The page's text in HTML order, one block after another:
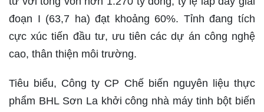
đoạn I (63,7 ha) đạt khoảng 60%. Tỉnh đang tích
cực xúc tiến đầu tư, ưu tiên các dự án công nghệ
cao, thân thiện môi trường.
Tiêu biểu, Công ty CP Chế biến nguyên liệu thực
phẩm BHL Sơn La khởi công nhà máy tinh bột biến